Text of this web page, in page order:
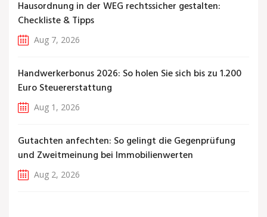
Hausordnung in der WEG rechtssicher gestalten:
Checkliste & Tipps
Aug 7, 2026
Handwerkerbonus 2026: So holen Sie sich bis zu 1.200
Euro Steuererstattung
Aug 1, 2026
Gutachten anfechten: So gelingt die Gegenprüfung
und Zweitmeinung bei Immobilienwerten
Aug 2, 2026